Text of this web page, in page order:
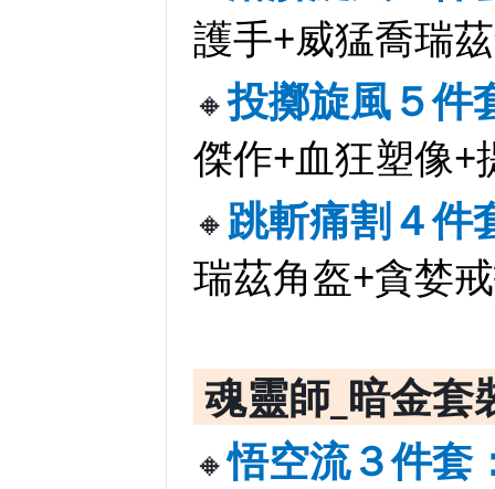
護手+威猛喬瑞
🔸投擲旋風５件
傑作+血狂塑像+
🔸跳斬痛割４件
瑞茲角盔+貪婪
魂靈師_暗金
🔸悟空流３件套